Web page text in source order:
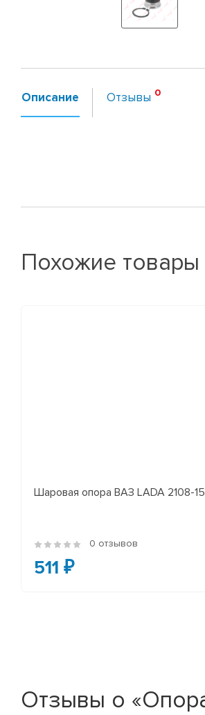
Описание Отзывы
Похожие товары
Шаровая опора ВАЗ LADA 2108-
0 отзывов
511 ₽
Отзывы о «Опора